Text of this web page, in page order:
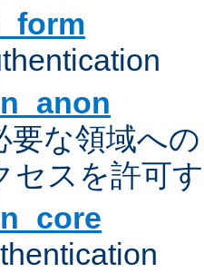
要な領域へ
セスを許可